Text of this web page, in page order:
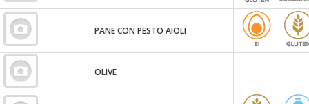
PANE CON PESTO AIOLI
OLIVE